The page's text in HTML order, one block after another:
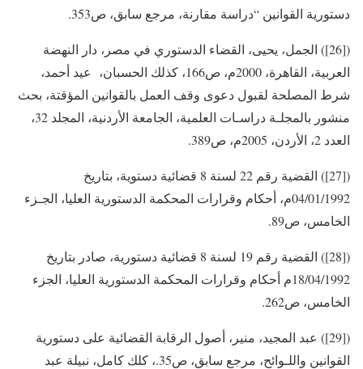
دستورية القوانين “دراسة مقارنة، مرجع سابق، ص353.
([26]) الجمل، يحيى، القضاء الدستوري في مصر، دار النهضة
العربية، القاهرة، 2000م، ص166، كذلك الحسبان، عيد أحمد،
شرط المصلحة لقبول دعوى وقف العمل بالقوانين المؤقتة، بحث
منشور بالمجلـة دراسـات العلمية، الجامعة الأردنية، المجلد 32،
العدد 2، الأردن، 2005م، ص389.
([27]) القضية رقم 22 لسنة 8 قضائية دستوية، بتاريخ
04/01/1992م، أحكام وقرارات المحكمة الدستورية العليا، الجـزء
الخامس، ص89.
([28]) القضية رقم 19 لسنة 8 قضائية دستورية، صادر بتاريخ
18/04/1992م أحكام وقرارات المحكمة الدستورية العليا، الجزء
الخامس، ص262.
([29]) عبد المجيد، منير، أصول الرقابة القضائية على دستورية
القوانين واللـوائح، مرجع سابق، ص35.، كلك كامل، نبيلة عبد